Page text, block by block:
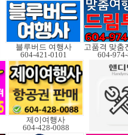
블루버드 여행사
604-421-0101
604-
제이여행사
604-428-0088